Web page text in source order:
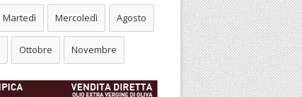
Martedì Mercoledì Agosto
Ottobre Novembre